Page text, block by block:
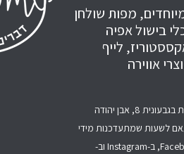
מפות שולחן
בישול אפיה
לייף
אווירה
8, אבן יהודה
לשעות שמתעדכנות מידי
שבוע ב-Facebook, ב-Instagram וב-